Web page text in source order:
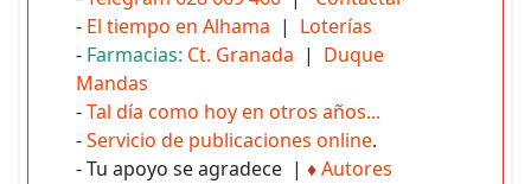
- El tiempo en Alhama | Loterías
- Farmacias: Ct. Granada | Duque
Mandas
-Tal día como hoy en otros años...
-Servicio de publicaciones online.
- Tu apoyo se agradece | ♦Autores